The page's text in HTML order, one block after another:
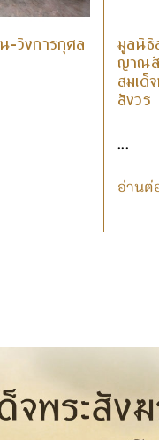
-วิ่งการกุศล
มูลนิธิ
ญาณสั
สมเด็
สังวร
...
อ่านต่